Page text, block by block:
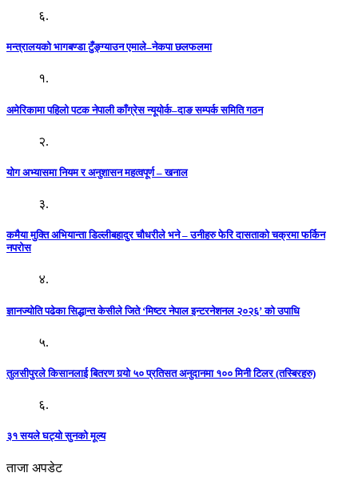
६.
मन्त्रालयको भागबण्डा टुँङ्ग्याउन एमाले–नेकपा छलफलमा
१.
अमेरिकामा पहिलो पटक नेपाली काँग्रेस न्यूयोर्क–दाङ सम्पर्क समिति गठन
२.
योग अभ्यासमा नियम र अनुशासन महत्वपूर्ण – खनाल
३.
कमैया मुक्ति अभियान्ता डिल्लीबहादुर चौधरीले भने – उनीहरु फेरि दासताको चक्रमा फर्किन
नपरोस
४.
ज्ञानज्योति पढेका सिद्धान्त केसीले जिते ‘मिष्टर नेपाल इन्टरनेशनल २०२६’ को उपाधि
५.
तुलसीपुरले किसानलाई बितरण गर्‍यो ५० प्रतिसत अनुदानमा १०० मिनी टिलर (तस्बिरहरु)
६.
३१ सयले घट्यो सुनको मूल्य
ताजा अपडेट